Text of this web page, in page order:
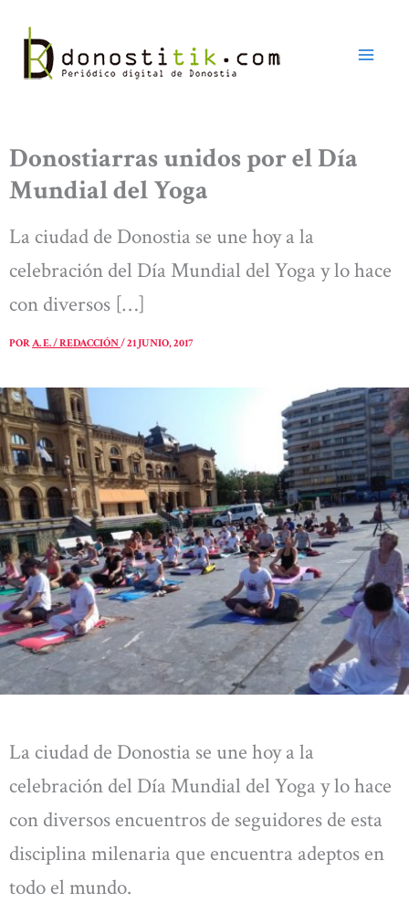
contenido
Donostiarras unidos por el Día
Mundial del Yoga
La ciudad de Donostia se une hoy a la
celebración del Día Mundial del Yoga y lo hace
con diversos […]
PORA. E. / REDACCIÓN/21 JUNIO, 2017
La ciudad de Donostia se une hoy a la
celebración del Día Mundial del Yoga y lo hace
con diversos encuentros de seguidores de esta
disciplina milenaria que encuentra adeptos en
todo el mundo.